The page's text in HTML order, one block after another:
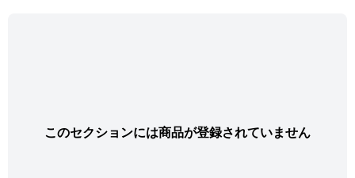
このセクションには商品が登録されていません